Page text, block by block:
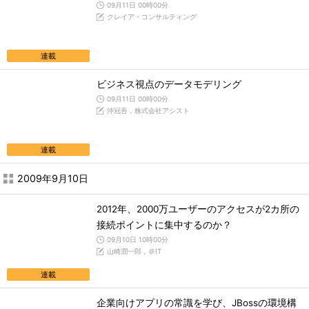
連載
09月11日 00時00分
クレイア・コンサルティング
連載
ビジネス視点のデータモデリング
09月11日 00時00分
沖冠吾，株式会社アシスト
2009年9月10日
連載
2012年、2000万ユーザーのアクセスが2カ所の
接続ポイントに集中するのか？
09月10日 10時00分
山崎潤一郎，＠IT
企業向けアプリの常識を学び、JBossの環境構